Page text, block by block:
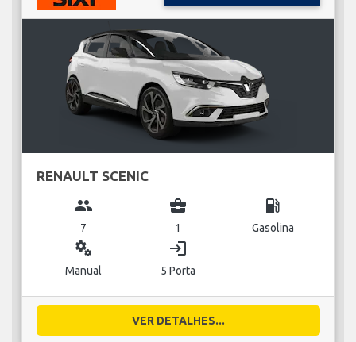
RENAULT SCENIC
group
7
business_center
1
local_gas_station
Gasolina
miscellaneous_services
Manual
login
5 Porta
VER DETALHES...